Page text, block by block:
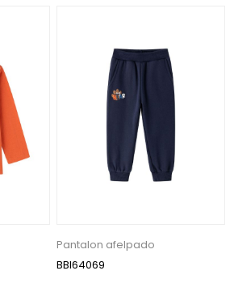
Pantalon afelpado
BBI64069